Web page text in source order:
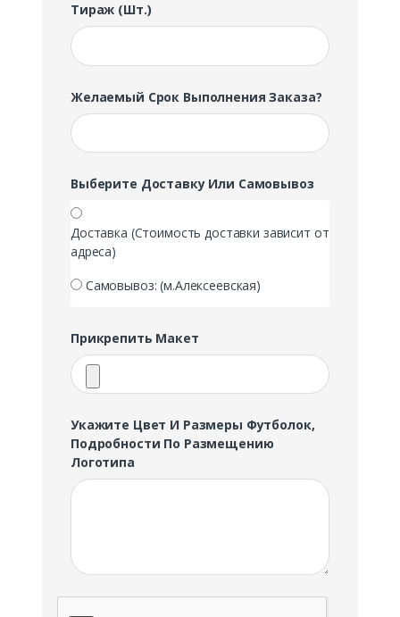
Тираж (шт.)
Желаемый Срок Выполнения Заказа?
Выберите Доставку Или Самовывоз
Доставка (Стоимость доставки зависит от
адреса)
Самовывоз: (м.Алексеевская)
Прикрепить Макет
Укажите Цвет И Размеры Футболок,
Подробности По Размещению
Логотипа